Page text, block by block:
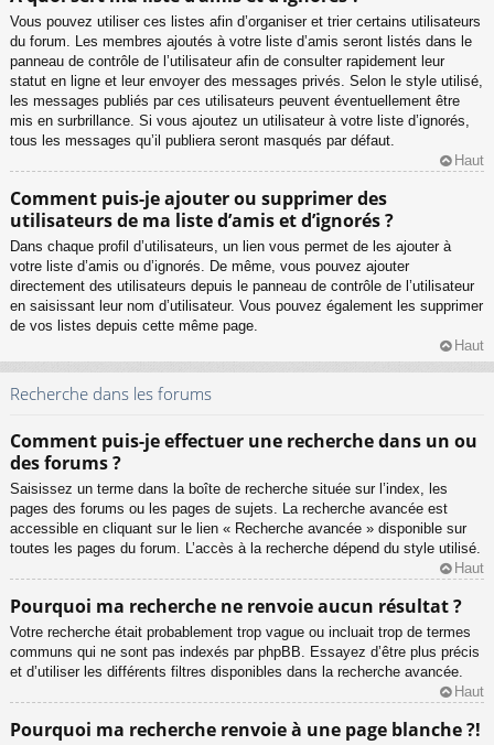
Vous pouvez utiliser ces listes afin d’organiser et trier certains utilisateurs
du forum. Les membres ajoutés à votre liste d’amis seront listés dans le
panneau de contrôle de l’utilisateur afin de consulter rapidement leur
statut en ligne et leur envoyer des messages privés. Selon le style utilisé,
les messages publiés par ces utilisateurs peuvent éventuellement être
mis en surbrillance. Si vous ajoutez un utilisateur à votre liste d’ignorés,
tous les messages qu’il publiera seront masqués par défaut.
Haut
Comment puis-je ajouter ou supprimer des
utilisateurs de ma liste d’amis et d’ignorés ?
Dans chaque profil d’utilisateurs, un lien vous permet de les ajouter à
votre liste d’amis ou d’ignorés. De même, vous pouvez ajouter
directement des utilisateurs depuis le panneau de contrôle de l’utilisateur
en saisissant leur nom d’utilisateur. Vous pouvez également les supprimer
de vos listes depuis cette même page.
Haut
Recherche dans les forums
Comment puis-je effectuer une recherche dans un ou
des forums ?
Saisissez un terme dans la boîte de recherche située sur l’index, les
pages des forums ou les pages de sujets. La recherche avancée est
accessible en cliquant sur le lien « Recherche avancée » disponible sur
toutes les pages du forum. L’accès à la recherche dépend du style utilisé.
Haut
Pourquoi ma recherche ne renvoie aucun résultat ?
Votre recherche était probablement trop vague ou incluait trop de termes
communs qui ne sont pas indexés par phpBB. Essayez d’être plus précis
et d’utiliser les différents filtres disponibles dans la recherche avancée.
Haut
Pourquoi ma recherche renvoie à une page blanche ?!